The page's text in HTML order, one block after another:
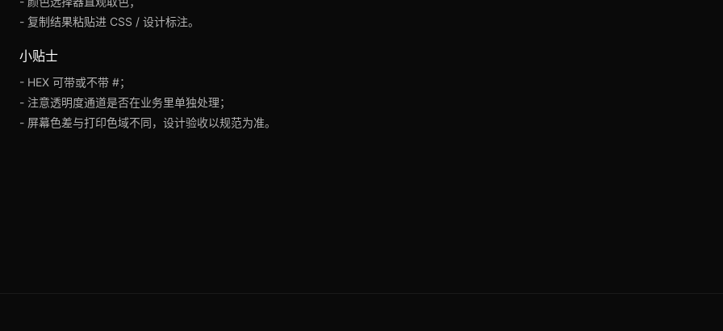
- 复制结果粘贴进 CSS / 设计标注。
小贴士
- HEX 可带或不带 #；
- 注意透明度通道是否在业务里单独处理；
- 屏幕色差与打印色域不同，设计验收以规范为准。